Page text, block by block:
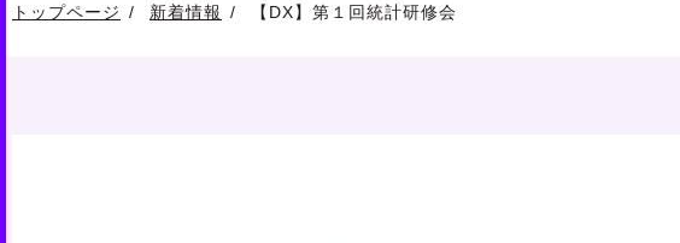
トップページ 新着情報 【DX】第１回統計研修会